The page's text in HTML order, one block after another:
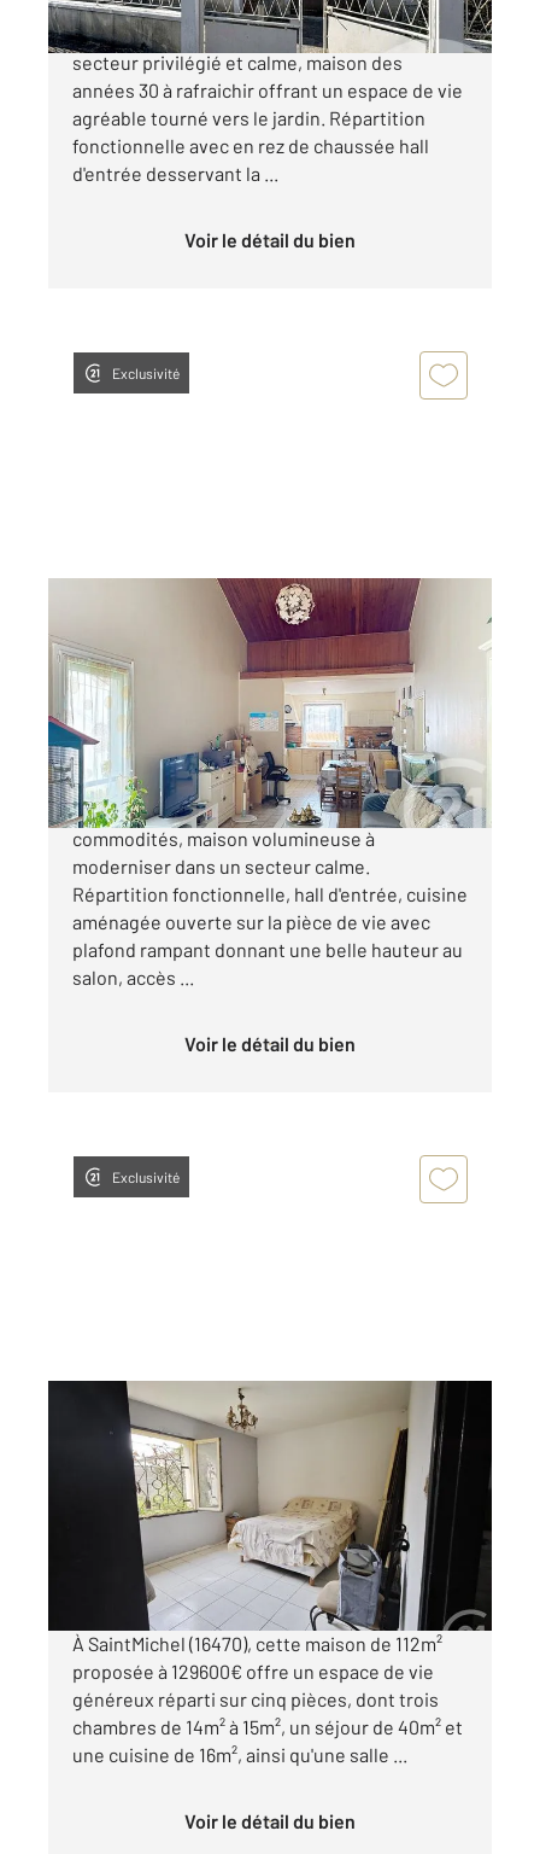
C en EXCLUSIVITE - Isle d'Espagnac, dans un
secteur privilégié et calme, maison des
années 30 à rafraichir offrant un espace de vie
agréable tourné vers le jardin. Répartition
fonctionnelle avec en rez de chaussée hall
d'entrée desservant la ...
Voir le détail du bien
Exclusivité
Ref : 8168
Maison à vendre
155 150 €
C en EXCLUSIVITE - SOYAUX : A 2 mn des
commodités, maison volumineuse à
moderniser dans un secteur calme.
Répartition fonctionnelle, hall d'entrée, cuisine
aménagée ouverte sur la pièce de vie avec
plafond rampant donnant une belle hauteur au
salon, accès ...
Voir le détail du bien
Exclusivité
ST MICHEL 16
112 m , 5 pièces
Ref : 8014
Maison à vendre
129 600 €
Visiter le site dédié
À SaintMichel (16470), cette maison de 112m²
proposée à 129600€ offre un espace de vie
généreux réparti sur cinq pièces, dont trois
chambres de 14m² à 15m², un séjour de 40m² et
une cuisine de 16m², ainsi qu'une salle ...
Voir le détail du bien